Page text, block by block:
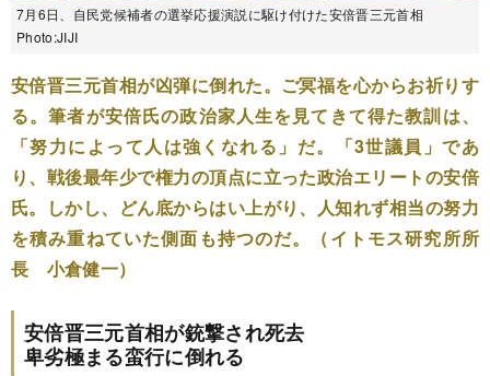
7月6日、自民党候補者の選挙応援演説に駆け付けた安倍晋三元首相
Photo:JIJI
安倍晋三元首相が凶弾に倒れた。ご冥福を心からお祈りす
る。筆者が安倍氏の政治家人生を見てきて得た教訓は、
「努力によって人は強くなれる」だ。「3世議員」であ
り、戦後最年少で権力の頂点に立った政治エリートの安倍
氏。しかし、どん底からはい上がり、人知れず相当の努力
を積み重ねていた側面も持つのだ。（イトモス研究所所
長 小倉健一）
安倍晋三元首相が銃撃され死去
卑劣極まる蛮行に倒れる